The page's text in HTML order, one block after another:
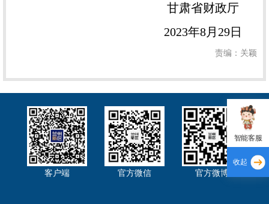
甘肃省财政厅
2023年8月29日
责编：关颖
智能客服
收起
客户端 官方微信 官方微博